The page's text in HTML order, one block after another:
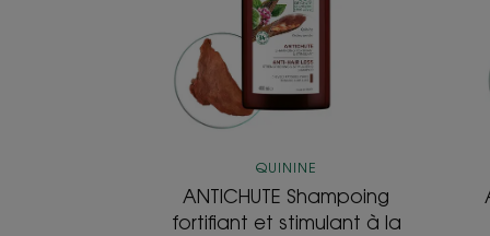
stimulant
à
la
Quinine
QUININE
ANTICHUTE Shampoing
fortifiant et stimulant à la